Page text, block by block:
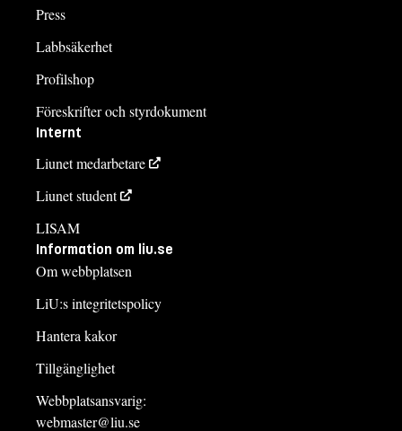
Press
Labbsäkerhet
Profilshop
Föreskrifter och styrdokument
Internt
Liunet medarbetare
Liunet student
LISAM
Information om liu.se
Om webbplatsen
LiU:s integritetspolicy
Hantera kakor
Tillgänglighet
Webbplatsansvarig:
webmaster@liu.se